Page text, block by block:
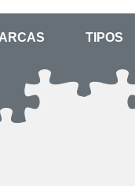
TIPOS